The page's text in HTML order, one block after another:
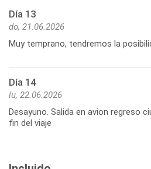
Día 13
do, 21.06.2026
Muy temprano, tendremos la
Día 14
lu, 22.06.2026
Desayuno. Salida en avion regreso
fin del viaje